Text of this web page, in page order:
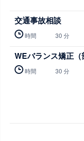
交通事故相談
時間 30 分
WEバランス矯正（
時間 30 分